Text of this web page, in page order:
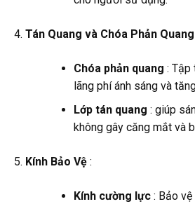
Tán Quang và Chóa Phản Quang
Chóa phản quang : Tập
lãng phí ánh sáng và
Lớp tán quang : giúp
không gây căng mắt và
Kính Bảo Vệ:
Kính cường lực: Bảo vệ